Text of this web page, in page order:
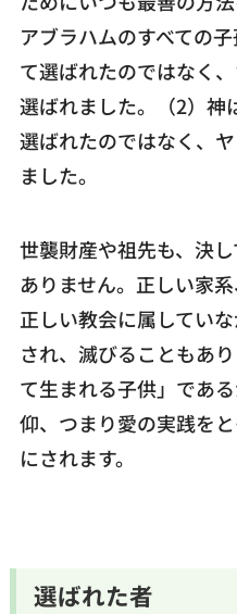
アブラハムのすべての
て選ばれたのではなく
選ばれました。（2）神
選ばれたのではなく、
ました。
世襲財産や祖先も、決
ありません。正しい家
正しい教会に属してい
され、滅びることもあ
て生まれる子供」であ
仰、つまり愛の実践を
にされます。
選ばれた者